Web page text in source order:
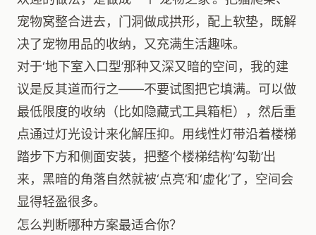
宠物窝整合进去，门洞做成拱形，配上软垫，既解
决了宠物用品的收纳，又充满生活趣味。
对于‘地下室入口型’那种又深又暗的空间，我的建
议是反其道而行之——不要试图把它填满。可以做
最低限度的收纳（比如隐藏式工具箱柜），然后重
点通过灯光设计来化解压抑。用线性灯带沿着楼梯
踏步下方和侧面安装，把整个楼梯结构‘勾勒’出
来，黑暗的角落自然就被‘点亮’和‘虚化’了，空间会
显得轻盈很多。
怎么判断哪种方案最适合你？